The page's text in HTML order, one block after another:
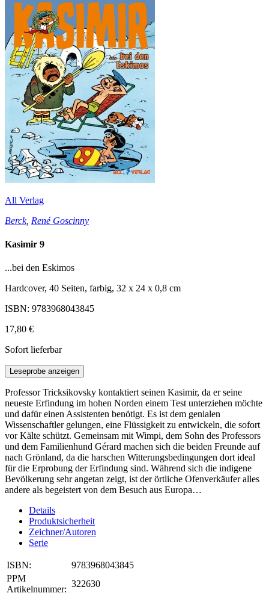
All Verlag
Berck, René Goscinny
Kasimir 9
...bei den Eskimos
Hardcover, 40 Seiten, farbig, 32 x 24 x 0,8 cm
ISBN: 9783968043845
17,80 €
Sofort lieferbar
Leseprobe anzeigen
Professor Tricksikovsky kontaktiert seinen Kasimir, da er seine
neueste Erfindung im hohen Norden einem Test unterziehen möchte
und dafür einen Assistenten benötigt. Es ist dem genialen
Wissenschaftler gelungen, eine Flüssigkeit zu entwickeln, die sofort
vor Kälte schützt. Gemeinsam mit Wimpi, dem Sohn des Professors
und dem Familienhund Gérard machen sich die beiden Freunde auf
nach Grönland, da die harschen Witterungsbedingungen dort ideal
für die Erprobung der Erfindung sind. Während sich die indigene
Bevölkerung sehr angetan zeigt, ist der örtliche Ofenverkäufer alles
andere als begeistert von dem Besuch aus Europa…
Details
Produktsicherheit
Zeichner/Autoren
Serie
ISBN:
9783968043845
PPM
Artikelnummer:
322630